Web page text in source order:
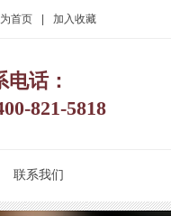
首页 加入收藏
电话：
821-5818
联系我们